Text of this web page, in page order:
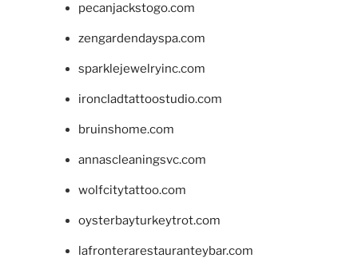
pecanjackstogo.com
zengardendayspa.com
sparklejewelryinc.com
ironcladtattoostudio.com
bruinshome.com
annascleaningsvc.com
wolfcitytattoo.com
oysterbayturkeytrot.com
lafronterarestauranteybar.com